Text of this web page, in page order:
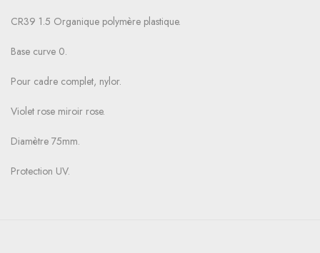
CR39 1.5 Organique polymère plastique.
Base curve 0.
Pour cadre complet, nylor.
Violet rose miroir rose.
Diamètre 75mm.
Protection UV.